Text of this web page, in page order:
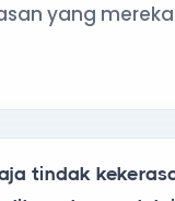
yang
tindak